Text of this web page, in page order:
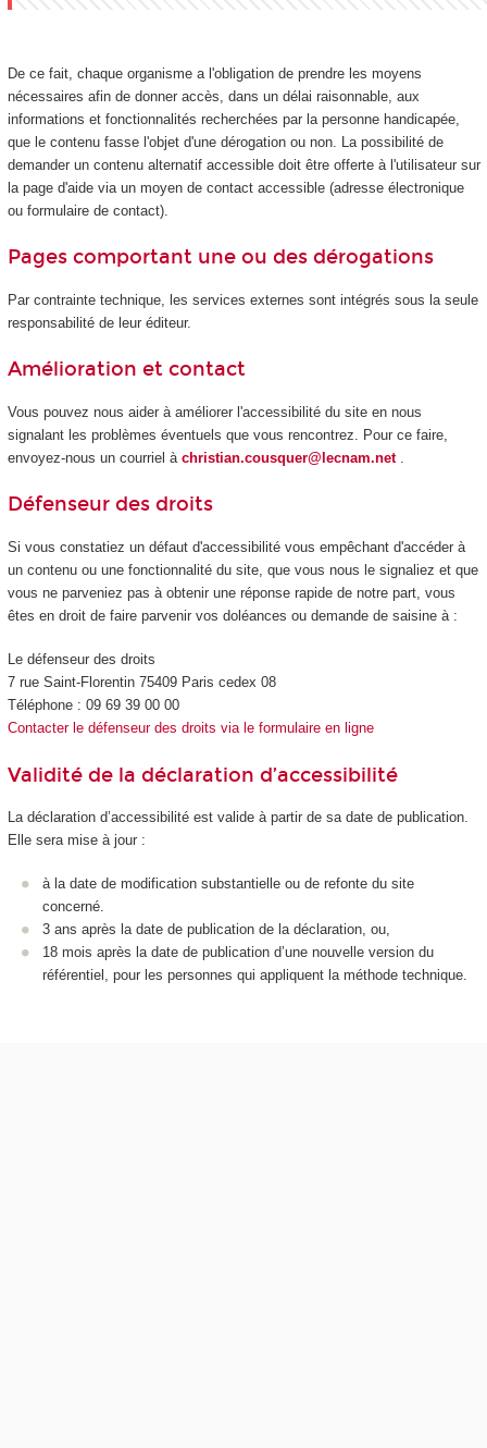
De ce fait, chaque organisme a l'obligation de prendre les moyens
nécessaires afin de donner accès, dans un délai raisonnable, aux
informations et fonctionnalités recherchées par la personne handicapée,
que le contenu fasse l'objet d'une dérogation ou non. La possibilité de
demander un contenu alternatif accessible doit être offerte à l'utilisateur sur
la page d'aide via un moyen de contact accessible (adresse électronique
ou formulaire de contact).
Pages comportant une ou des dérogations
Par contrainte technique, les services externes sont intégrés sous la seule
responsabilité de leur éditeur.
Amélioration et contact
Vous pouvez nous aider à améliorer l'accessibilité du site en nous
signalant les problèmes éventuels que vous rencontrez. Pour ce faire,
envoyez-nous un courriel à christian.cousquer@lecnam.net
Défenseur des droits
Si vous constatiez un défaut d'accessibilité vous empêchant d'accéder à
un contenu ou une fonctionnalité du site, que vous nous le signaliez et que
vous ne parveniez pas à obtenir une réponse rapide de notre part, vous
êtes en droit de faire parvenir vos doléances ou demande de saisine à :
Le défenseur des droits
7 rue Saint-Florentin 75409 Paris cedex 08
Téléphone : 09 69 39 00 00
Contacter le défenseur des droits via le formulaire en ligne
Validité de la déclaration d’accessibilité
La déclaration d’accessibilité est valide à partir de sa date de publication.
Elle sera mise à jour :
à la date de modification substantielle ou de refonte du site
concerné.
3 ans après la date de publication de la déclaration, ou,
18 mois après la date de publication d’une nouvelle version du
référentiel, pour les personnes qui appliquent la méthode technique.